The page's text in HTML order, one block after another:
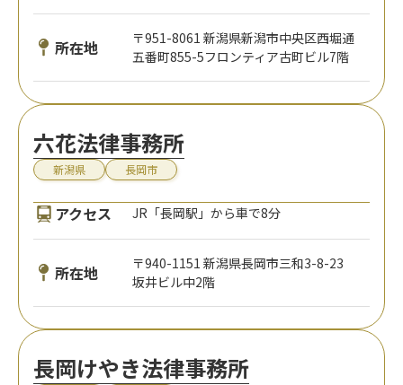
所在地
〒951-8061 新潟県新潟市中央区西堀通
五番町855-5フロンティア古町ビル7階
六花法律事務所
新潟県 長岡市
アクセス JR「長岡駅」から車で8分
所在地
〒940-1151 新潟県長岡市三和3-8-23
坂井ビル中2階
長岡けやき法律事務所